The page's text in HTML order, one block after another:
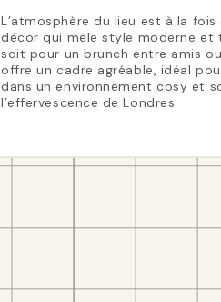
L’atmosphère du lieu est à la
décor qui mêle style moderne et
soit pour un brunch entre amis
offre un cadre agréable, idéal
dans un environnement cosy et
l’effervescence de Londres.